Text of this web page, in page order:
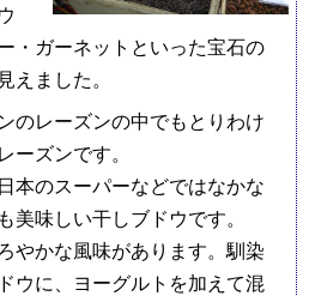
・ガーネットといった宝石の
えました。
のレーズンの中でもとりわけ
ーズンです。
本のスーパーなどではなかな
美味しい干しブドウです。
やかな風味があります。馴染
ウに、ヨーグルトを加えて混